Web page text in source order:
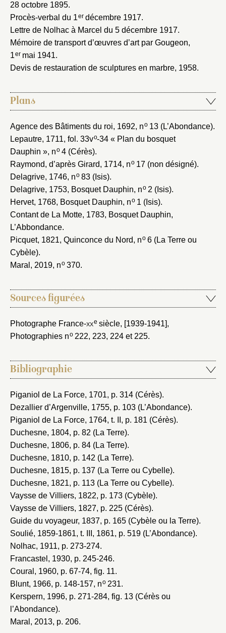
28 octobre 1895.
Procès-verbal du 1erdécembre 1917.
Lettre de Nolhac à Marcel du 5 décembre 1917.
Mémoire de transport d’œuvres d’art par Gougeon,
1ermai 1941.
Devis de restauration de sculptures en marbre, 1958.
Plans
Agence des Bâtiments du roi, 1692, no13 (L’Abondance).
Lepautre, 1711, fol. 33vo-34 « Plan du bosquet
Dauphin », no4 (Cérès).
Raymond, d’après Girard, 1714, no17 (non désigné).
Delagrive, 1746, no83 (Isis).
Delagrive, 1753, Bosquet Dauphin, no2 (Isis).
Hervet, 1768, Bosquet Dauphin, no1 (Isis).
Contant de La Motte, 1783, Bosquet Dauphin,
L’Abbondance.
Picquet, 1821, Quinconce du Nord, no6 (La Terre ou
Cybèle).
Maral, 2019, no370.
Sources figurées
Photographe France-xxe siècle, [1939-1941],
Photographies no222, 223, 224 et 225.
Bibliographie
Piganiol de La Force, 1701, p. 314 (Cérès).
Dezallier d’Argenville, 1755, p. 103 (L’Abondance).
Piganiol de La Force, 1764, t. II, p. 181 (Cérès).
Duchesne, 1804, p. 82 (La Terre).
Duchesne, 1806, p. 84 (La Terre).
Duchesne, 1810, p. 142 (La Terre).
Duchesne, 1815, p. 137 (La Terre ou Cybelle).
Duchesne, 1821, p. 113 (La Terre ou Cybelle).
Vaysse de Villiers, 1822, p. 173 (Cybèle).
Vaysse de Villiers, 1827, p. 225 (Cérès).
Guide du voyageur, 1837, p. 165 (Cybèle ou la Terre).
Soulié, 1859-1861, t. III, 1861, p. 519 (L’Abondance).
Nolhac, 1911, p. 273-274.
Francastel, 1930, p. 245-246.
Coural, 1960, p. 67-74, fig. 11.
Blunt, 1966, p. 148-157, no231.
Kerspern, 1996, p. 271-284, fig. 13 (Cérès ou
l’Abondance).
Maral, 2013, p. 206.